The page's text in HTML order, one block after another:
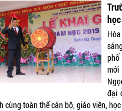
đại
cùng toàn thể cán bộ, giáo viên,